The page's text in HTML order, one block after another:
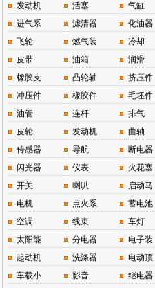
发动机
活塞
气缸
进气系
滤清器
化油器
飞轮
燃气装
冷却
皮带
油箱
润滑
橡胶支
凸轮轴
挤压件
冲压件
橡胶件
毛坯件
油管
连杆
排气
皮轮
发动机
曲轴
传感器
导航
断电器
闪光器
仪表
火花塞
开关
喇叭
启动马
电机
点火系
蓄电池
空调
线束
车灯
太阳能
分电器
电子装
起动机
洗涤器
电动顶
车载小
影音
继电器